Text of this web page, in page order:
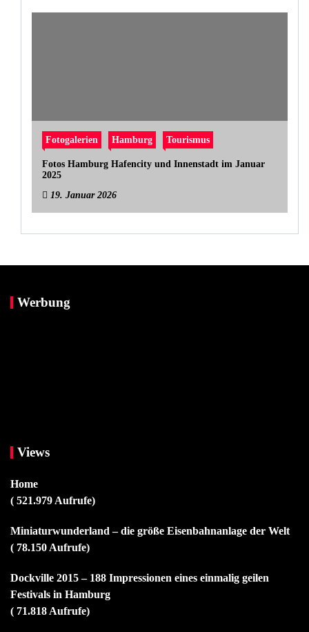
Fotogalerien Hamburg Tourismus
Fotos Hamburg Hafencity und Innenstadt im Januar
2025
19. Januar 2026
Werbung
Views
Home
( 521.979 Aufrufe)
Miniaturwunderland – die größe Eisenbahnanlage der Welt
( 78.150 Aufrufe)
Dockville 2015 – 188 Impressionen eines einmalig geilen
Festivals in Hamburg
( 71.818 Aufrufe)